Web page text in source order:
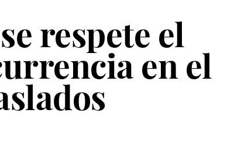
respete el
en el